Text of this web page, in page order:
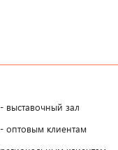
выставочный зал
оптовым клиентам